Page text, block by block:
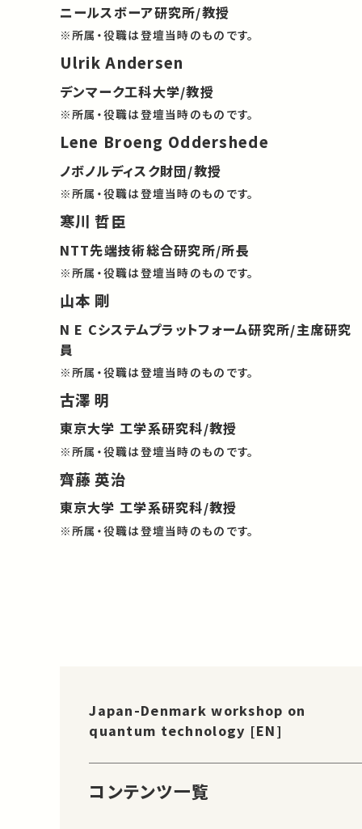
ニールスボーア研究所/教授
※所属・役職は登壇当時のものです。
Ulrik Andersen
デンマーク工科大学/教授
※所属・役職は登壇当時のものです。
Lene Broeng Oddershede
ノボノルディスク財団/教授
※所属・役職は登壇当時のものです。
寒川 哲臣
NTT先端技術総合研究所/所長
※所属・役職は登壇当時のものです。
山本 剛
N E Cシステムプラットフォーム研究所/主席研究
員
※所属・役職は登壇当時のものです。
古澤 明
東京大学 工学系研究科/教授
※所属・役職は登壇当時のものです。
齊藤 英治
東京大学 工学系研究科/教授
※所属・役職は登壇当時のものです。
Japan-Denmark workshop on
quantum technology [EN]
コンテンツ一覧